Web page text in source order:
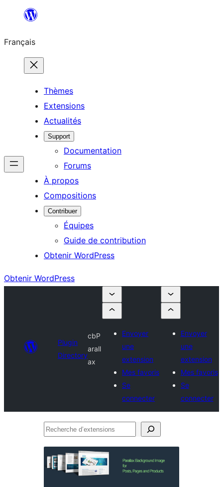
contenu
Français
Thèmes
Extensions
Actualités
Support
Documentation
Forums
À propos
Compositions
Contribuer
Équipes
Guide de contribution
Obtenir WordPress
Obtenir WordPress
Plugin
Directory
cbP
arall
ax
Envoyer
une
extension
Mes favoris
Se
connecter
Envoyer
une
extension
Mes favoris
Se
connecter
Recherche